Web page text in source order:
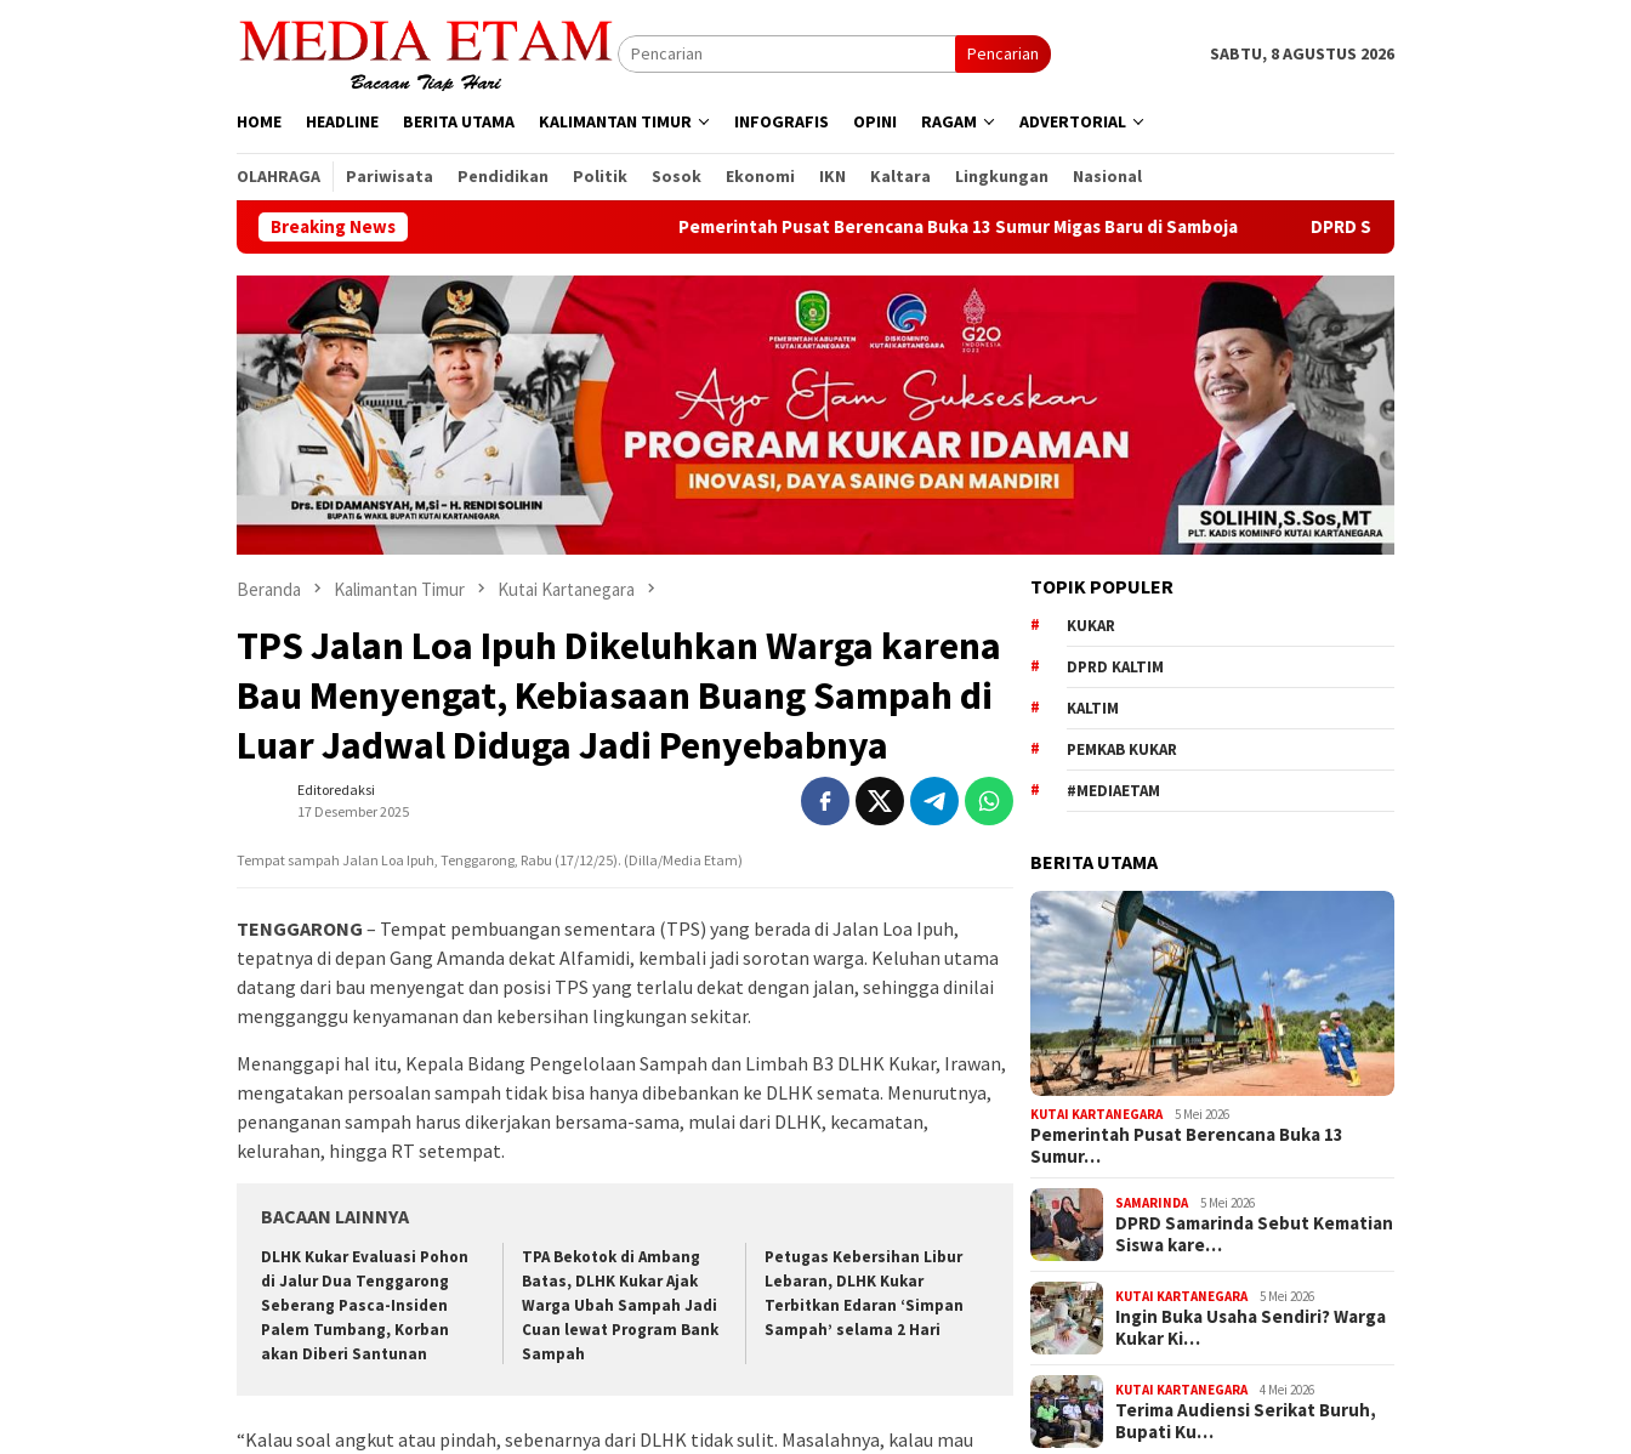
Pencarian SABTU, 8 AGUSTUS 2026
HOME HEADLINE BERITA UTAMA KALIMANTAN TIMUR INFOGRAFIS OPINI RAGAM ADVERTORIAL
OLAHRAGA Pariwisata Pendidikan Politik Sosok Ekonomi IKN Kaltara Lingkungan Nasional
Breaking News Pemerintah Pusat Berencana Buka 13 Sumur Migas Baru di Samboja DPRD Samarinda Sebut Kematian Siswa karena
Beranda Kalimantan Timur Kutai Kartanegara
TPS Jalan Loa Ipuh Dikeluhkan Warga karena
Bau Menyengat, Kebiasaan Buang Sampah di
Luar Jadwal Diduga Jadi Penyebabnya
Editoredaksi
17 Desember 2025
Tempat sampah Jalan Loa Ipuh, Tenggarong, Rabu (17/12/25). (Dilla/Media Etam)
TENGGARONG – Tempat pembuangan sementara (TPS) yang berada di Jalan Loa Ipuh,
tepatnya di depan Gang Amanda dekat Alfamidi, kembali jadi sorotan warga. Keluhan utama
datang dari bau menyengat dan posisi TPS yang terlalu dekat dengan jalan, sehingga dinilai
mengganggu kenyamanan dan kebersihan lingkungan sekitar.
Menanggapi hal itu, Kepala Bidang Pengelolaan Sampah dan Limbah B3 DLHK Kukar, Irawan,
mengatakan persoalan sampah tidak bisa hanya dibebankan ke DLHK semata. Menurutnya,
penanganan sampah harus dikerjakan bersama-sama, mulai dari DLHK, kecamatan,
kelurahan, hingga RT setempat.
BACAAN LAINNYA
DLHK Kukar Evaluasi Pohon
di Jalur Dua Tenggarong
Seberang Pasca-Insiden
Palem Tumbang, Korban
akan Diberi Santunan
TPA Bekotok di Ambang
Batas, DLHK Kukar Ajak
Warga Ubah Sampah Jadi
Cuan lewat Program Bank
Sampah
Petugas Kebersihan Libur
Lebaran, DLHK Kukar
Terbitkan Edaran ‘Simpan
Sampah’ selama 2 Hari
“Kalau soal angkut atau pindah, sebenarnya dari DLHK tidak sulit. Masalahnya, kalau mau
TOPIK POPULER
KUKAR
DPRD KALTIM
KALTIM
PEMKAB KUKAR
#MEDIAETAM
BERITA UTAMA
KUTAI KARTANEGARA 5 Mei 2026
Pemerintah Pusat Berencana Buka 13
Sumur…
SAMARINDA 5 Mei 2026
DPRD Samarinda Sebut Kematian
Siswa kare…
KUTAI KARTANEGARA 5 Mei 2026
Ingin Buka Usaha Sendiri? Warga
Kukar Ki…
KUTAI KARTANEGARA 4 Mei 2026
Terima Audiensi Serikat Buruh,
Bupati Ku…